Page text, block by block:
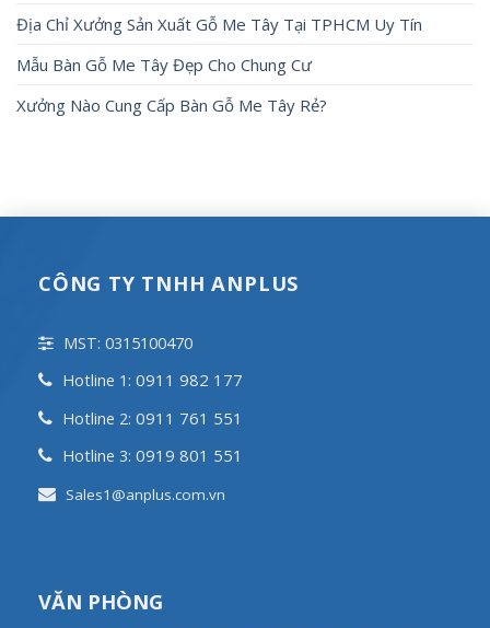
Địa Chỉ Xưởng Sản Xuất Gỗ Me Tây Tại TPHCM Uy Tín
Mẫu Bàn Gỗ Me Tây Đẹp Cho Chung Cư
Xưởng Nào Cung Cấp Bàn Gỗ Me Tây Rẻ?
CÔNG TY TNHH ANPLUS
MST: 0315100470
Hotline 1: 0911 982 177
Hotline 2: 0911 761 551
Hotline 3: 0919 801 551
Sales1@anplus.com.vn
VĂN PHÒNG